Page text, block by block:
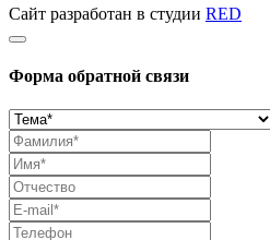
Сайт разработан в студии RED
Форма обратной связи